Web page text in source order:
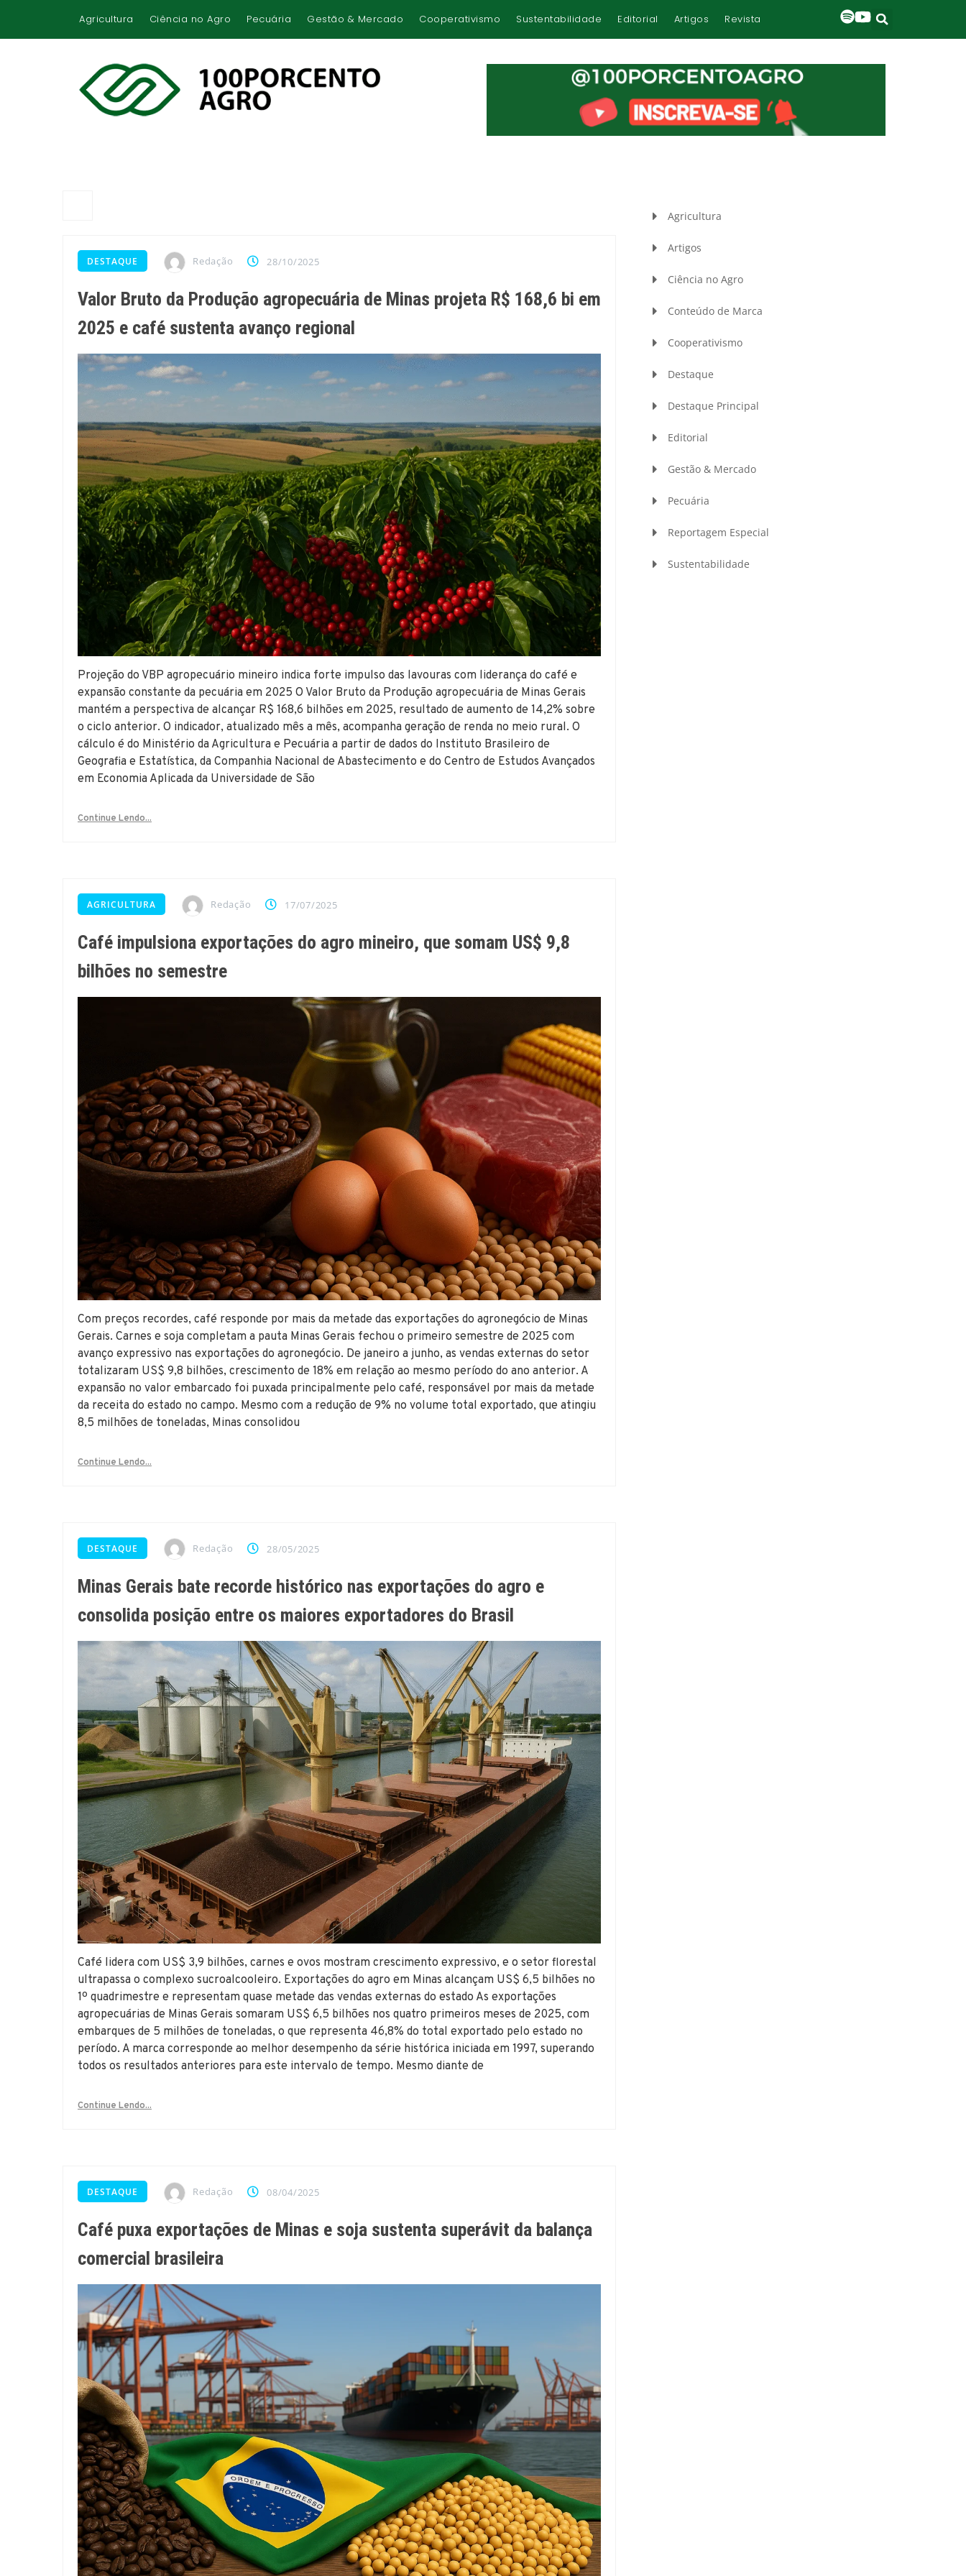
Agricultura Ciência no Agro Pecuária Gestão & Mercado Cooperativismo Sustentabilidade Editorial Artigos Revista
DESTAQUE Redação 28/10/2025
Valor Bruto da Produção agropecuária de Minas projeta R$ 168,6 bi em
2025 e café sustenta avanço regional
Projeção do VBP agropecuário mineiro indica forte impulso das lavouras com liderança do café e
expansão constante da pecuária em 2025 O Valor Bruto da Produção agropecuária de Minas Gerais
mantém a perspectiva de alcançar R$ 168,6 bilhões em 2025, resultado de aumento de 14,2% sobre
o ciclo anterior. O indicador, atualizado mês a mês, acompanha geração de renda no meio rural. O
cálculo é do Ministério da Agricultura e Pecuária a partir de dados do Instituto Brasileiro de
Geografia e Estatística, da Companhia Nacional de Abastecimento e do Centro de Estudos Avançados
em Economia Aplicada da Universidade de São
Continue Lendo...
AGRICULTURA Redação 17/07/2025
Café impulsiona exportações do agro mineiro, que somam US$ 9,8
bilhões no semestre
Com preços recordes, café responde por mais da metade das exportações do agronegócio de Minas
Gerais. Carnes e soja completam a pauta Minas Gerais fechou o primeiro semestre de 2025 com
avanço expressivo nas exportações do agronegócio. De janeiro a junho, as vendas externas do setor
totalizaram US$ 9,8 bilhões, crescimento de 18% em relação ao mesmo período do ano anterior. A
expansão no valor embarcado foi puxada principalmente pelo café, responsável por mais da metade
da receita do estado no campo. Mesmo com a redução de 9% no volume total exportado, que atingiu
8,5 milhões de toneladas, Minas consolidou
Continue Lendo...
DESTAQUE Redação 28/05/2025
Minas Gerais bate recorde histórico nas exportações do agro e
consolida posição entre os maiores exportadores do Brasil
Café lidera com US$ 3,9 bilhões, carnes e ovos mostram crescimento expressivo, e o setor florestal
ultrapassa o complexo sucroalcooleiro. Exportações do agro em Minas alcançam US$ 6,5 bilhões no
1º quadrimestre e representam quase metade das vendas externas do estado As exportações
agropecuárias de Minas Gerais somaram US$ 6,5 bilhões nos quatro primeiros meses de 2025, com
embarques de 5 milhões de toneladas, o que representa 46,8% do total exportado pelo estado no
período. A marca corresponde ao melhor desempenho da série histórica iniciada em 1997, superando
todos os resultados anteriores para este intervalo de tempo. Mesmo diante de
Continue Lendo...
DESTAQUE Redação 08/04/2025
Café puxa exportações de Minas e soja sustenta superávit da balança
comercial brasileira
Agricultura
Artigos
Ciência no Agro
Conteúdo de Marca
Cooperativismo
Destaque
Destaque Principal
Editorial
Gestão & Mercado
Pecuária
Reportagem Especial
Sustentabilidade